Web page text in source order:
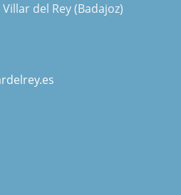
del Rey (Badajoz)